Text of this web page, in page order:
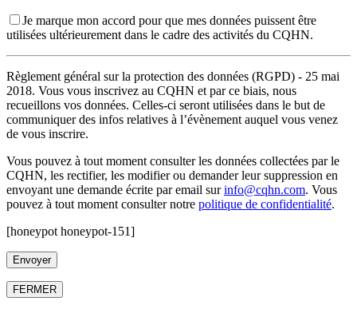
Je marque mon accord pour que mes données puissent être
utilisées ultérieurement dans le cadre des activités du CQHN.
Règlement général sur la protection des données (RGPD) - 25 mai
2018. Vous vous inscrivez au CQHN et par ce biais, nous
recueillons vos données. Celles-ci seront utilisées dans le but de
communiquer des infos relatives à l’évènement auquel vous venez
de vous inscrire.
Vous pouvez à tout moment consulter les données collectées par le
CQHN, les rectifier, les modifier ou demander leur suppression en
envoyant une demande écrite par email surinfo@cqhn.com. Vous
pouvez à tout moment consulter notre politique de confidentialité.
[honeypot honeypot-151]
FERMER